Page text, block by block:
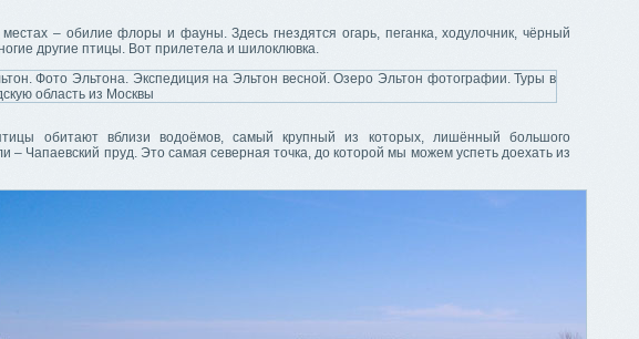
местах – обилие флоры и фауны. Здесь гнездятся огарь, пеганка, ходулочник, чёрный
другие птицы. Вот прилетела и шилоклювка.
обитают вблизи водоёмов, самый крупный из которых, лишённый большого
– Чапаевский пруд. Это самая северная точка, до которой мы можем успеть доехать из